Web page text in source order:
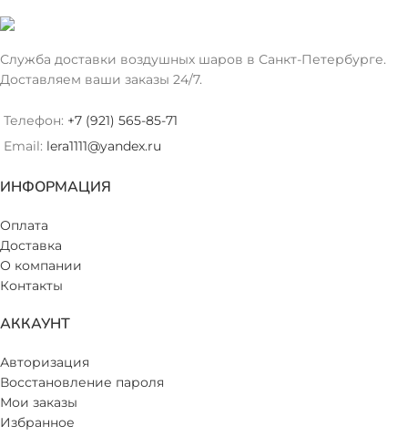
Служба доставки воздушных шаров в Санкт-Петербурге.
Доставляем ваши заказы 24/7.
Телефон: +7 (921) 565-85-71
Email: lera1111@yandex.ru
ИНФОРМАЦИЯ
Оплата
Доставка
О компании
Контакты
АККАУНТ
Авторизация
Восстановление пароля
Мои заказы
Избранное